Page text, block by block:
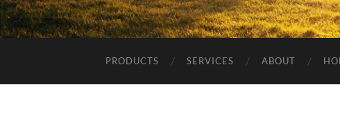
PRODUCTS SERVICES ABOUT